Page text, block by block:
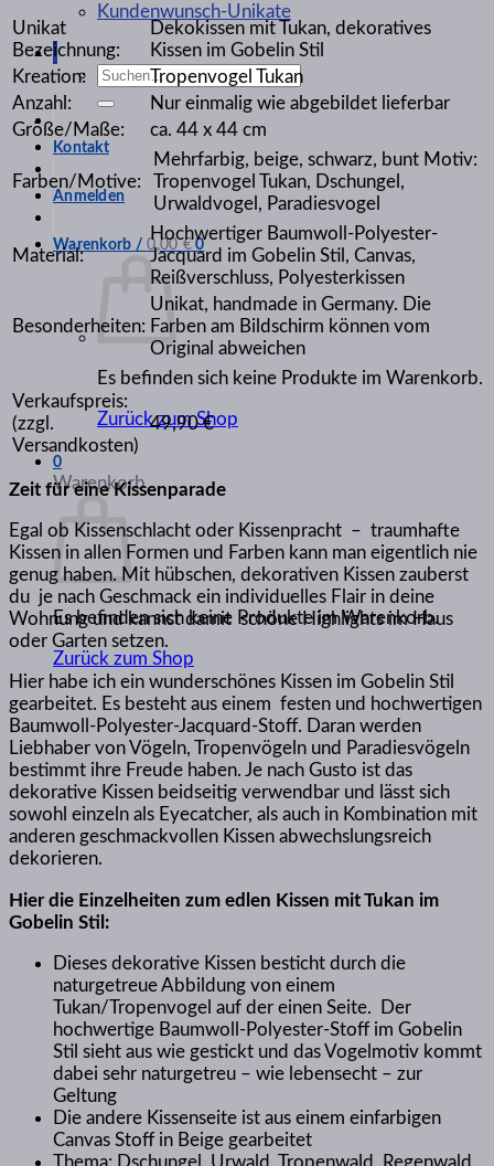
Kundenwunsch-Unikate
Suchen
Kontakt
Anmelden
Warenkorb /0,00€ 0
Es befinden sich keine Produkte im Warenkorb.
Zurück zum Shop
0
Warenkorb
Es befinden sich keine Produkte im Warenkorb.
Zurück zum Shop
Unikat
Bezeichnung:
Dekokissen mit Tukan, dekoratives
Kissen im Gobelin Stil
Kreation:
Tropenvogel Tukan
Anzahl:
Nur einmalig wie abgebildet lieferbar
Größe/Maße:
ca. 44 x 44 cm
Farben/Motive:
Mehrfarbig, beige, schwarz, bunt Motiv:
Tropenvogel Tukan, Dschungel,
Urwaldvogel, Paradiesvogel
Material:
Hochwertiger Baumwoll-Polyester-
Jacquard im Gobelin Stil, Canvas,
Reißverschluss, Polyesterkissen
Besonderheiten:
Unikat, handmade in Germany. Die
Farben am Bildschirm können vom
Original abweichen
Verkaufspreis:
(zzgl.
Versandkosten)
49,90 €
Zeit für eine Kissenparade
Egal ob Kissenschlacht oder Kissenpracht – traumhafte
Kissen in allen Formen und Farben kann man eigentlich nie
genug haben. Mit hübschen, dekorativen Kissen zauberst
du je nach Geschmack ein individuelles Flair in deine
Wohnung und kannst damit schöne Highlights im Haus
oder Garten setzen.
Hier habe ich ein wunderschönes Kissen im Gobelin Stil
gearbeitet. Es besteht aus einem festen und hochwertigen
Baumwoll-Polyester-Jacquard-Stoff. Daran werden
Liebhaber von Vögeln, Tropenvögeln und Paradiesvögeln
bestimmt ihre Freude haben. Je nach Gusto ist das
dekorative Kissen beidseitig verwendbar und lässt sich
sowohl einzeln als Eyecatcher, als auch in Kombination mit
anderen geschmackvollen Kissen abwechslungsreich
dekorieren.
Hier die Einzelheiten zum edlen Kissen mit Tukan im
Gobelin Stil:
Dieses dekorative Kissen besticht durch die
naturgetreue Abbildung von einem
Tukan/Tropenvogel auf der einen Seite. Der
hochwertige Baumwoll-Polyester-Stoff im Gobelin
Stil sieht aus wie gestickt und das Vogelmotiv kommt
dabei sehr naturgetreu – wie lebensecht – zur
Geltung
Die andere Kissenseite ist aus einem einfarbigen
Canvas Stoff in Beige gearbeitet
Thema: Dschungel, Urwald, Tropenwald, Regenwald,